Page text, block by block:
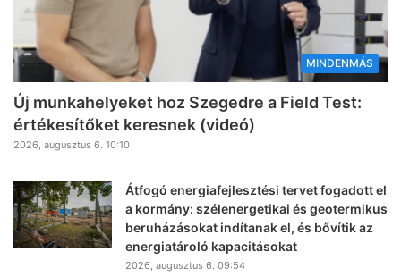
MINDENMÁS
Új munkahelyeket hoz Szegedre a Field Test:
értékesítőket keresnek (videó)
2026, augusztus 6. 10:10
Átfogó energiafejlesztési tervet fogadott el
a kormány: szélenergetikai és geotermikus
beruházásokat indítanak el, és bővítik az
energiatároló kapacitásokat
2026, augusztus 6. 09:54